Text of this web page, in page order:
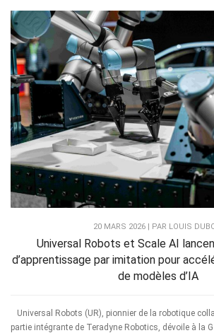
20 MARS 2026 | PAR LOUIS
Universal Robots et Scale AI
d’apprentissage par imitation pour
de modèles d’IA
Universal Robots (UR), pionnier de la robotique
partie intégrante de Teradyne Robotics, dévoile à la